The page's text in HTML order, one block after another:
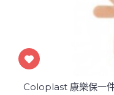
Coloplast 康樂保一